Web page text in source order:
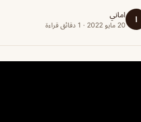
ا اماني
20 مايو 2022 · 1 دقائق قراءة